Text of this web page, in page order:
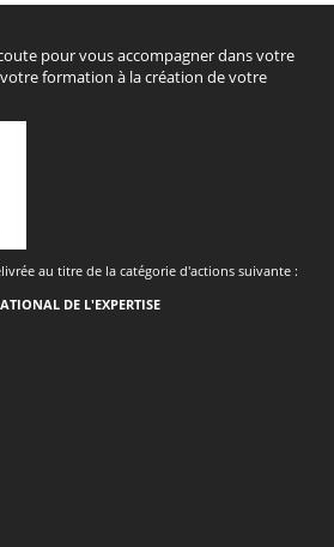
pour vous accompagner dans votre
formation à la création de votre
au titre de la catégorie d'actions suivante :
DE L'EXPERTISE